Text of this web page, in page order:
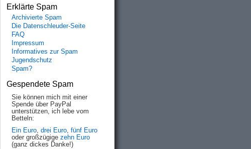
Erklärte Spam
Archivierte Spam
Die Datenschleuder-Seite
FAQ
Impressum
Informatives zur Spam
Jugendschutz
Spam?
Gespendete Spam
Sie können mich mit einer
Spende über PayPal
unterstützen, ich lebe vom
Betteln:
Ein Euro, drei Euro, fünf Euro
oder großzügige zehn Euro
(ganz dickes Danke!)